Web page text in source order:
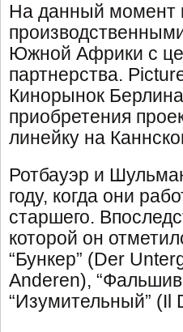
На данный момент
Южной Африки с
партнерства.
Кинорынок
приобретения
линейку на
Ротбауэр и
году, когда они
старшего.
которой он
“Бункер” (Der
Anderen),
“Изумительный” (Il